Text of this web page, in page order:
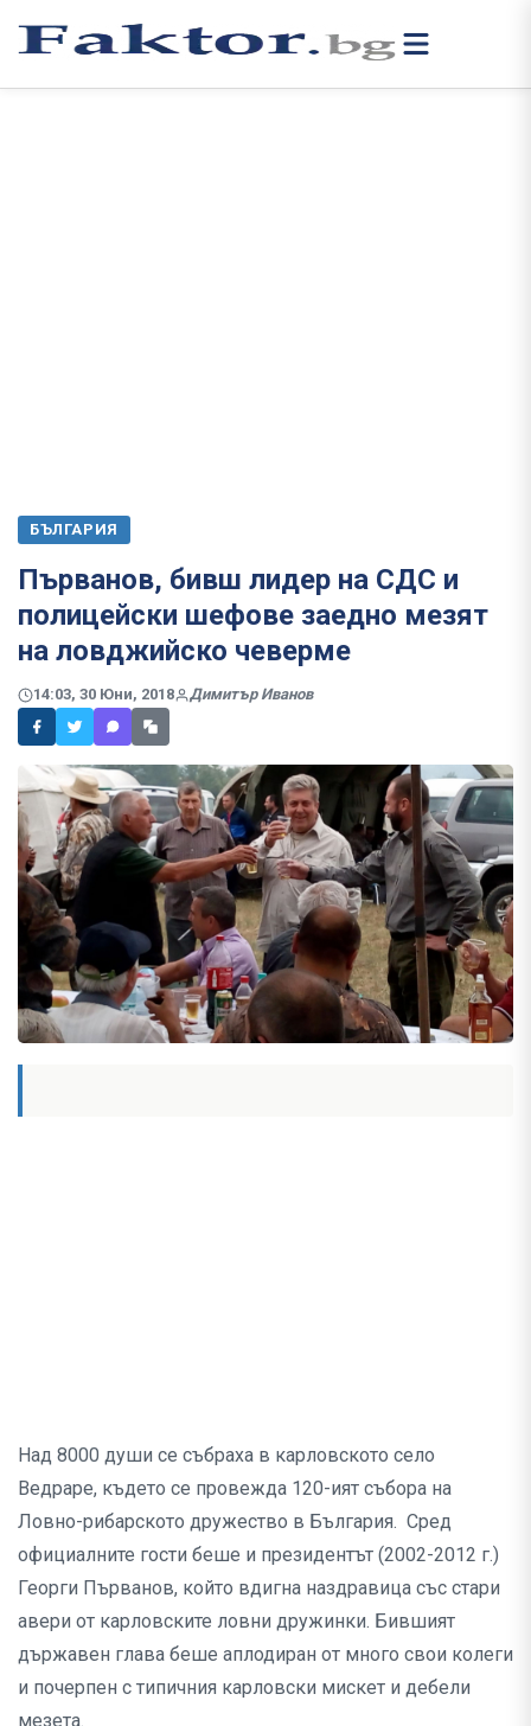
БЪЛГАРИЯ
Първанов, бивш лидер на СДС и
полицейски шефове заедно мезят
на ловджийско чеверме
14:03, 30 Юни, 2018 Димитър Иванов
Над 8000 души се събраха в карловското село
Ведраре, където се провежда 120-ият събора на
Ловно-рибарското дружество в България. Сред
официалните гости беше и президентът (2002-2012 г.)
Георги Първанов, който вдигна наздравица със стари
авери от карловските ловни дружинки. Бившият
държавен глава беше аплодиран от много свои колеги
и почерпен с типичния карловски мискет и дебели
мезета.